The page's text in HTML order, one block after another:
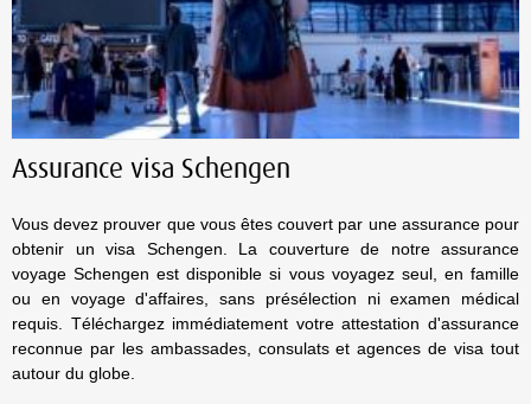
Assurance visa Schengen
Vous devez prouver que vous êtes couvert par une assurance pour
obtenir un visa Schengen. La couverture de notre assurance
voyage Schengen est disponible si vous voyagez seul, en famille
ou en voyage d'affaires, sans présélection ni examen médical
requis. Téléchargez immédiatement votre attestation d'assurance
reconnue par les ambassades, consulats et agences de visa tout
autour du globe.